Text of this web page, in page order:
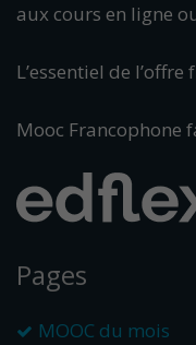
aux cours en ligne
L’essentiel de
Mooc Francophone
Pages
MOOC du mois